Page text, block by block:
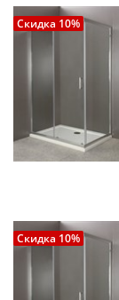
Скидка 10%
Скидка 10%